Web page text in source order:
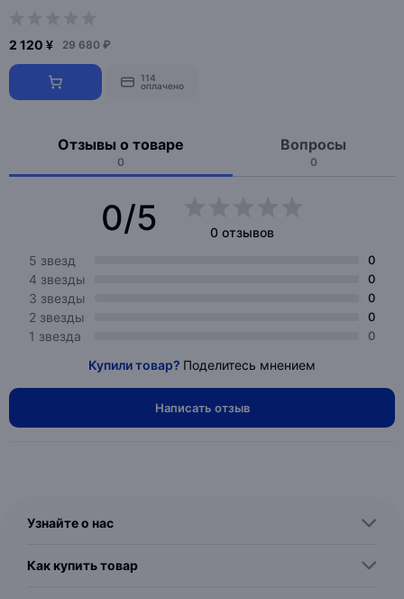
2 120 ¥ 29 680 ₽
114
оплачено
Отзывы о товаре
0
Вопросы
0
0/5
0 отзывов
5 звезд
0
4 звезды 0
3 звезды 0
2 звезды 0
1 звезда 0
Купили товар? Поделитесь мнением
Написать отзыв
Узнайте о нас
Как купить товар